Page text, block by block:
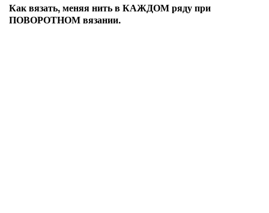
Как вязать, меняя нить в КАЖДОМ ряду при
ПОВОРОТНОМ вязании.